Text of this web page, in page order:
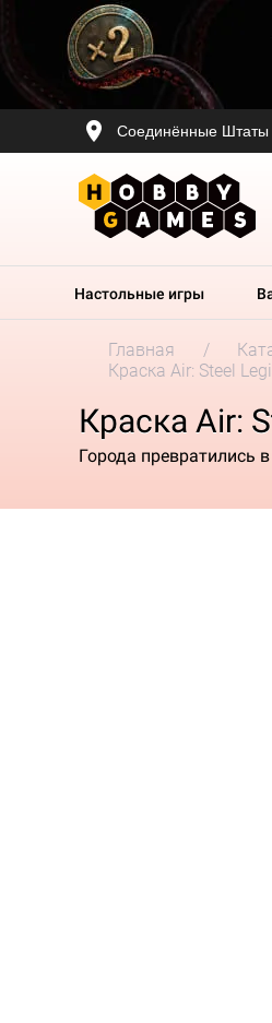
Соединённые Штаты
Настольные игры
Главная
Краска Air: Steel
Краска Air:
Города превратились